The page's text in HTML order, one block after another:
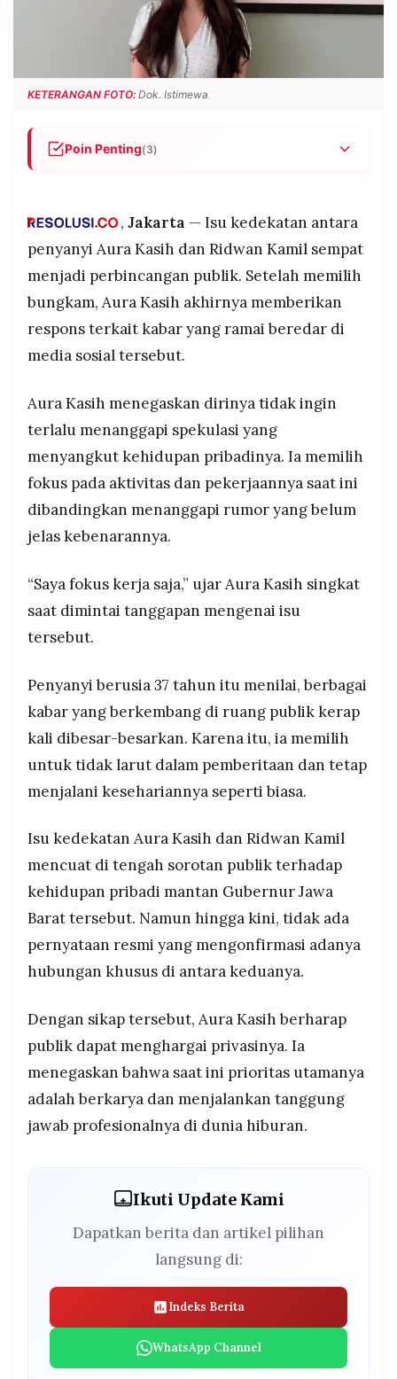
WARGA
KIRIM
TULISAN
PENGADUAN TERM
MEDIA
©
Resolusi.co
-
MEDIA
PRAMUDITA
KETERANGAN FOTO: Dok. Istimewa
Poin Penting(3)
Ia memilih tidak menanggapi rumor dan
menegaskan fokus pada pekerjaan serta karier.
Hingga kini belum ada konfirmasi resmi mengenai
, Jakarta — Isu kedekatan antara
penyanyi Aura Kasih dan Ridwan Kamil sempat
menjadi perbincangan publik. Setelah memilih
bungkam, Aura Kasih akhirnya memberikan
respons terkait kabar yang ramai beredar di
media sosial tersebut.
Aura Kasih menegaskan dirinya tidak ingin
terlalu menanggapi spekulasi yang
menyangkut kehidupan pribadinya. Ia memilih
fokus pada aktivitas dan pekerjaannya saat ini
dibandingkan menanggapi rumor yang belum
jelas kebenarannya.
“Saya fokus kerja saja,” ujar Aura Kasih singkat
saat dimintai tanggapan mengenai isu
tersebut.
Penyanyi berusia 37 tahun itu menilai, berbagai
kabar yang berkembang di ruang publik kerap
kali dibesar-besarkan. Karena itu, ia memilih
untuk tidak larut dalam pemberitaan dan tetap
menjalani kesehariannya seperti biasa.
Isu kedekatan Aura Kasih dan Ridwan Kamil
mencuat di tengah sorotan publik terhadap
kehidupan pribadi mantan Gubernur Jawa
Barat tersebut. Namun hingga kini, tidak ada
pernyataan resmi yang mengonfirmasi adanya
hubungan khusus di antara keduanya.
Dengan sikap tersebut, Aura Kasih berharap
publik dapat menghargai privasinya. Ia
menegaskan bahwa saat ini prioritas utamanya
adalah berkarya dan menjalankan tanggung
jawab profesionalnya di dunia hiburan.
Ikuti Update Kami
Dapatkan berita dan artikel pilihan
langsung di:
Indeks Berita
WhatsApp Channel